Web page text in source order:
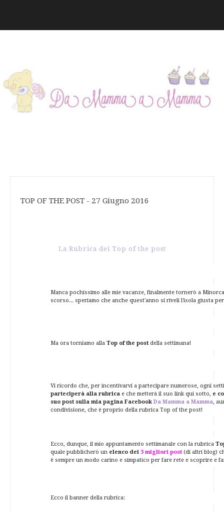
TOP OF THE POST - 27 Giugno 2016
La Rubrica dei Top of the post
Manca pochissimo alle mie vacanze, finalmente tornerò a
scorso... speriamo che anche quest'anno si riveli l'isola giusta
Ma ora torniamo alla Top of the postdella settimana!
Vi ricordo che, per incentivarvi a partecipare numerose, ogni
parteciperà alla rubrica e che metterà il suo link qui sotto, e
suo post sulla mia pagina Facebook Da Mamma a Mamma,
condivisione, che è proprio della rubrica Top of the post!
Ecco, dunque, il mio appuntamento settimanale con la rubrica
quale pubblicherò un elenco dei 3 migliori post(di altri blog)
è sempre un modo carino e simpatico per fare rete e scoprire e
Ecco il banner della rubrica: